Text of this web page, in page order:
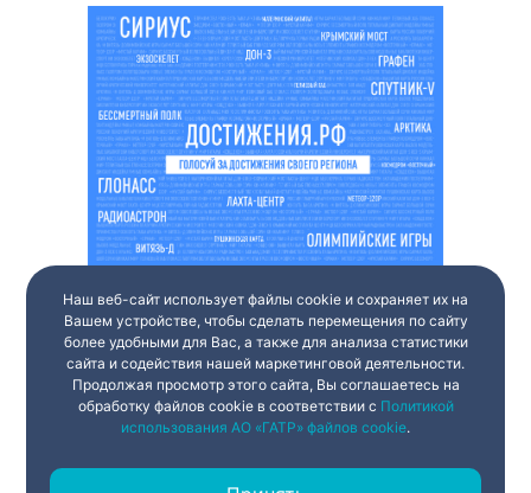
Наш веб-сайт использует файлы cookie и сохраняет их на
Вашем устройстве, чтобы сделать перемещения по сайту
более удобными для Вас, а также для анализа статистики
сайта и содействия нашей маркетинговой деятельности.
Продолжая просмотр этого сайта, Вы соглашаетесь на
обработку файлов cookie в соответствии с Политикой
использования АО «ГАТР» файлов cookie.